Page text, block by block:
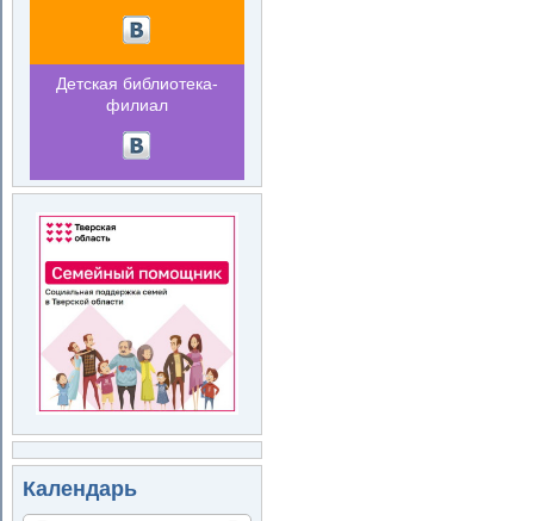
Детская библиотека-
филиал
Календарь